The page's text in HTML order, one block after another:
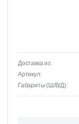
Доставка из:
Артикул:
Габариты (Ш/В/Д):